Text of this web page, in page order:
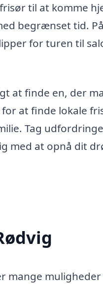
til at komme
begrænset tid.
for turen til
at finde en, der
at finde lokale
Tag
med at opnå dit
mange